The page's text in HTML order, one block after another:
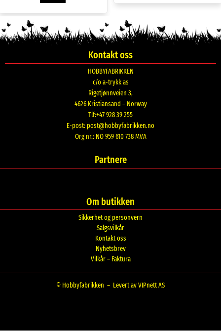
Kontakt oss
HOBBYFABRIKKEN
c/o a-trykk as
Rigetjønnveien 3,
4626 Kristiansand – Norway
Tlf:+47 928 39 255
E-post: post@hobbyfabrikken.no
Org nr.: NO 959 610 738 MVA
Partnere
Om butikken
Sikkerhet og personvern
Salgsvilkår
Kontakt oss
Nyhetsbrev
Vilkår – Faktura
© Hobbyfabrikken – Levert av VIPnett AS